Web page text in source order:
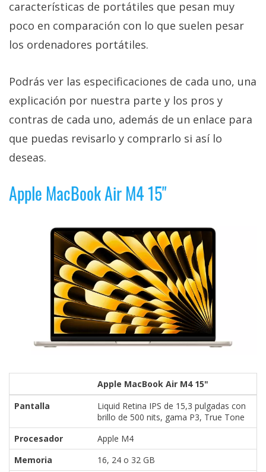
características de portátiles que pesan muy
poco en comparación con lo que suelen pesar
los ordenadores portátiles.
Podrás ver las especificaciones de cada uno, una
explicación por nuestra parte y los pros y
contras de cada uno, además de un enlace para
que puedas revisarlo y comprarlo si así lo
deseas.
Apple MacBook Air M4 15"
Apple MacBook Air M4 15"
Pantalla
Liquid Retina IPS de 15,3 pulgadas con
brillo de 500 nits, gama P3, True Tone
Procesador
Apple M4
Memoria
16, 24 o 32 GB